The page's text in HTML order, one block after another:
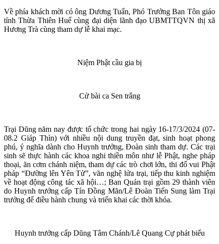
Về phía khách mời có ông Dương Tuấn, Phó Trưởng Ban Tôn giáo
tỉnh Thừa Thiên Huế cùng đại diện lãnh đạo UBMTTQVN thị xã
Hương Trà cùng tham dự lễ khai mạc.
Niệm Phật cầu gia bị
Cử bài ca Sen trắng
Trại Dũng năm nay được tổ chức trong hai ngày 16-17/3/2024 (07-
08.2 Giáp Thìn) với nhiều nội dung truyền đạt, sinh hoạt phong
phú, ý nghĩa dành cho Huynh trưởng, Đoàn sinh tham dự. Các trại
sinh sẽ thực hành các khoa nghi thiền môn như lễ Phật, nghe pháp
thoại, ăn cơm chánh niệm, tham dự các trò chơi lớn, thi đố vui Phật
pháp “Đường lên Yên Tử”, văn nghệ lửa trại, tiếp thu kinh nghiệm
về hoạt động công tác xã hội…; Ban Quản trại gồm 29 thành viên
do Huynh trưởng cấp Tín Đồng Mãn/Lê Đoàn Tiến Sung làm Trại
trưởng để điều hành chung và triển khai các thời khóa.
Huynh trưởng cấp Dũng Tâm Chánh/Lê Quang Cự phát biểu